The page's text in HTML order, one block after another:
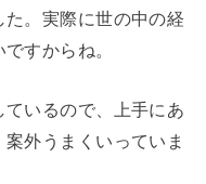
。実際に世の中の経
すからね。
いるので、上手にあ
外うまくいっていま